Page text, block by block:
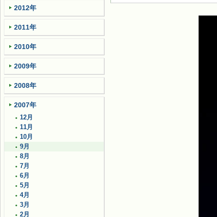
2012年
2011年
2010年
2009年
2008年
2007年
12月
11月
10月
9月
8月
7月
6月
5月
4月
3月
2月